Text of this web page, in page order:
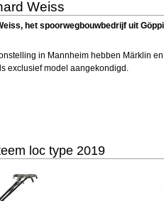
Weiss
het spoorwegbouwbedrijf uit
in Mannheim hebben Märklin
exclusief model aangekondigd.
loc type 2019